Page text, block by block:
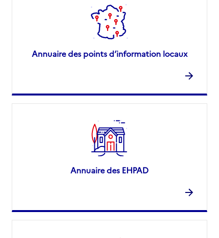
Annuaire des points d’information locaux
Annuaire des EHPAD